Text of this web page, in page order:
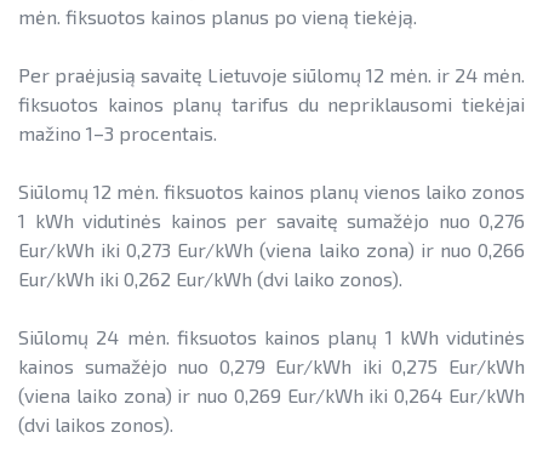
mėn. fiksuotos kainos planus po vieną tiekėją.
Per praėjusią savaitę Lietuvoje siūlomų 12 mėn. ir 24 mėn.
fiksuotos kainos planų tarifus du nepriklausomi tiekėjai
mažino 1–3 procentais.
Siūlomų 12 mėn. fiksuotos kainos planų vienos laiko zonos
1 kWh vidutinės kainos per savaitę sumažėjo nuo 0,276
Eur/kWh iki 0,273 Eur/kWh (viena laiko zona) ir nuo 0,266
Eur/kWh iki 0,262 Eur/kWh (dvi laiko zonos).
Siūlomų 24 mėn. fiksuotos kainos planų 1 kWh vidutinės
kainos sumažėjo nuo 0,279 Eur/kWh iki 0,275 Eur/kWh
(viena laiko zona) ir nuo 0,269 Eur/kWh iki 0,264 Eur/kWh
(dvi laikos zonos).